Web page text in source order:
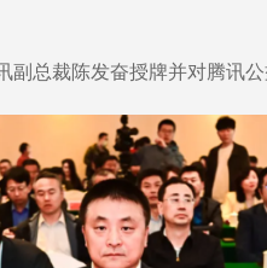
总裁陈发奋授牌并对腾讯公